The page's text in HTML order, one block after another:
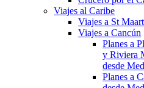
Viajes al Caribe
Viajes a St
Viajes a Cancún
Planes a
y Riviera
desde
Planes a